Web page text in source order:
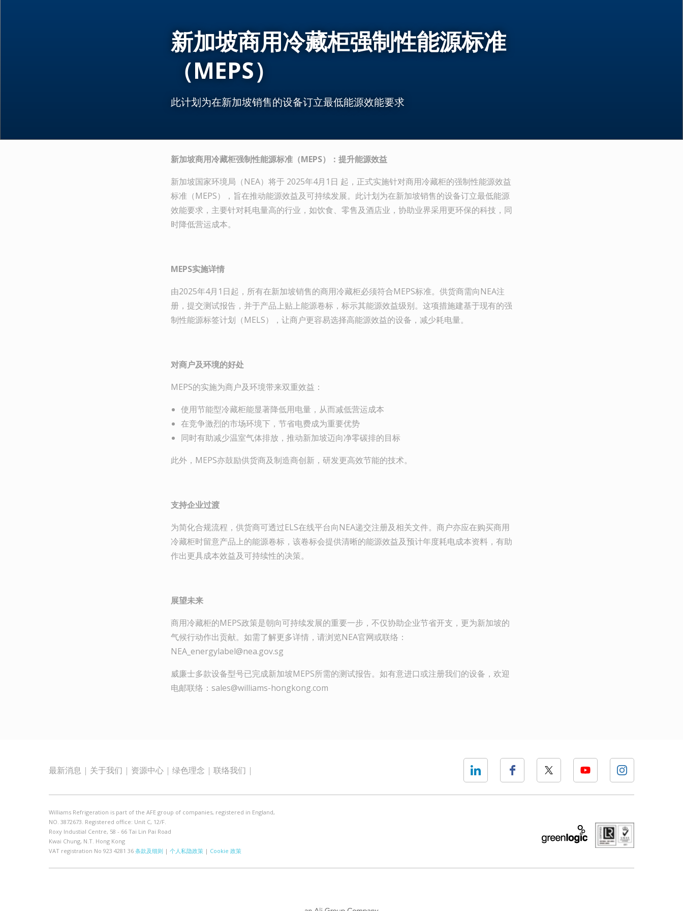
新加坡商用冷藏柜强制性能源标准
（MEPS）
此计划为在新加坡销售的设备订立最低能源效能要求
新加坡商用冷藏柜强制性能源标准（MEPS）：提升能源效益
新加坡国家环境局（NEA）将于 2025年4月1日 起，正式实施针对商用冷藏柜的强制性能源效益
标准（MEPS），旨在推动能源效益及可持续发展。此计划为在新加坡销售的设备订立最低能源
效能要求，主要针对耗电量高的行业，如饮食、零售及酒店业，协助业界采用更环保的科技，同
时降低营运成本。
MEPS实施详情
由2025年4月1日起，所有在新加坡销售的商用冷藏柜必须符合MEPS标准。供货商需向NEA注
册，提交测试报告，并于产品上贴上能源卷标，标示其能源效益级别。这项措施建基于现有的强
制性能源标签计划（MELS），让商户更容易选择高能源效益的设备，减少耗电量。
对商户及环境的好处
MEPS的实施为商户及环境带来双重效益：
使用节能型冷藏柜能显著降低用电量，从而减低营运成本
在竞争激烈的市场环境下，节省电费成为重要优势
同时有助减少温室气体排放，推动新加坡迈向净零碳排的目标
此外，MEPS亦鼓励供货商及制造商创新，研发更高效节能的技术。
支持企业过渡
为简化合规流程，供货商可透过ELS在线平台向NEA递交注册及相关文件。商户亦应在购买商用
冷藏柜时留意产品上的能源卷标，该卷标会提供清晰的能源效益及预计年度耗电成本资料，有助
作出更具成本效益及可持续性的决策。
展望未来
商用冷藏柜的MEPS政策是朝向可持续发展的重要一步，不仅协助企业节省开支，更为新加坡的
气候行动作出贡献。如需了解更多详情，请浏览NEA官网或联络：
NEA_energylabel@nea.gov.sg
威廉士多款设备型号已完成新加坡MEPS所需的测试报告。如有意进口或注册我们的设备，欢迎
电邮联络：sales@williams-hongkong.com
最新消息 关于我们 资源中心 绿色理念 联络我们
Williams Refrigeration is part of the AFE group of companies, registered in England,
NO. 3872673. Registered office: Unit C, 12/F.
Roxy Industial Centre, 58 - 66 Tai Lin Pai Road
Kwai Chung, N.T. Hong Kong
VAT registration No 923 4281 36 条款及细则 | 个人私隐政策 | Cookie 政策